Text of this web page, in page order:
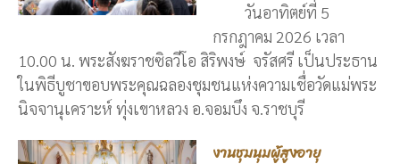
วันอาทิตย์ที่ 5
กรกฎาคม 2026 เวลา
10.00 น. พระสังฆราชซิลวีโอ สิริพงษ์ จรัสศรี เป็นประธาน
ในพิธีบูชาขอบพระคุณฉลองชุมชนแห่งความเชื่อวัดแม่พระ
นิจจานุเคราะห์ ทุ่งเขาหลวง อ.จอมบึง จ.ราชบุรี
งานชุมนุมผู้สูงอายุ